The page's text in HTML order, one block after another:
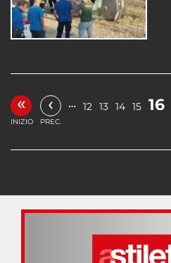
«
INIZIO
‹
PREC.
… 12 13 14 15 16